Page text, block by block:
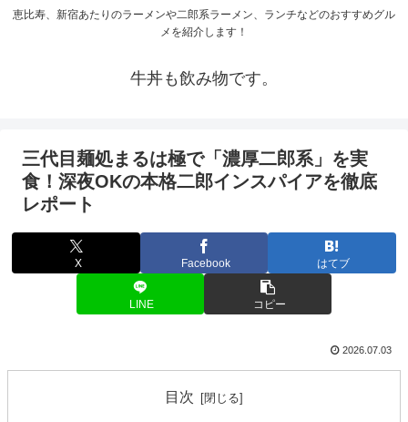
恵比寿、新宿あたりのラーメンや二郎系ラーメン、ランチなどのおすすめグル
メを紹介します！
牛丼も飲み物です。
三代目麺処まるは極で「濃厚二郎系」を実
食！深夜OKの本格二郎インスパイアを徹底
レポート
X Facebook はてブ
LINE コピー
2026.07.03
目次